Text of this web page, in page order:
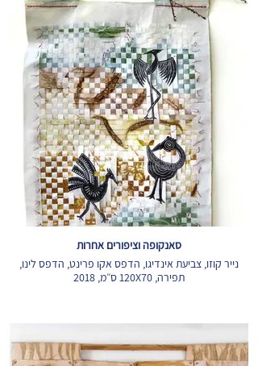
סאנקופה וציפורים אחרות
נייר קוזו, צביעת אינדיגו, הדפס אקו פרינט, הדפס לינו,
תפירה, 120X70 ס״מ, 2018